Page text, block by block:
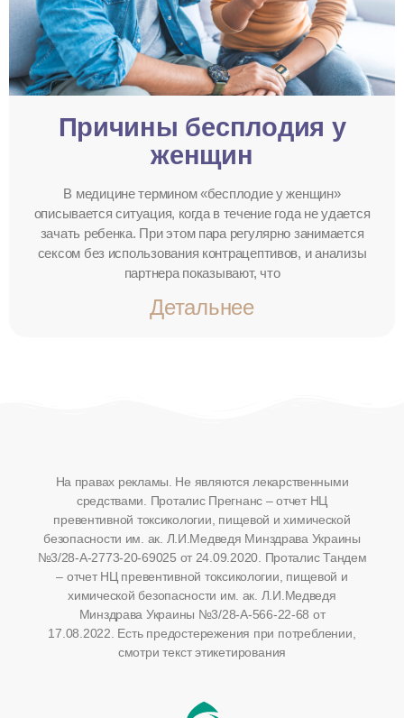
Причины бесплодия у
женщин
В медицине термином «бесплодие у женщин»
описывается ситуация, когда в течение года не удается
зачать ребенка. При этом пара регулярно занимается
сексом без использования контрацептивов, и анализы
партнера показывают, что
Детальнее
На правах рекламы. Не являются лекарственными
средствами. Проталис Прегнанс – отчет НЦ
превентивной токсикологии, пищевой и химической
безопасности им. ак. Л.И.Медведя Минздрава Украины
№3/28-А-2773-20-69025 от 24.09.2020. Проталис Тандем
– отчет НЦ превентивной токсикологии, пищевой и
химической безопасности им. ак. Л.И.Медведя
Минздрава Украины №3/28-А-566-22-68 от
17.08.2022. Есть предостережения при потреблении,
смотри текст этикетирования